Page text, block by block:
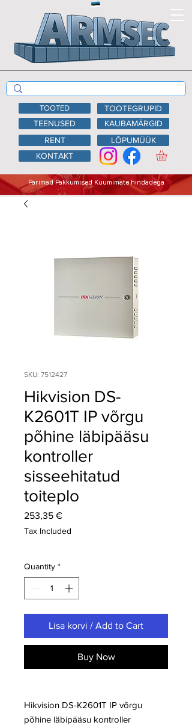
TEENUSED
KAUBAMÄRGID
RENT
LÕPUMÜÜK
KONTAKT
Parimad Pakkumised Kuumimate hindadega
TOOTED TOOTEGRUPID
SKU: 7512427
Hikvision DS-
K2601T IP võrgu
põhine läbipääsu
kontroller
sisseehitatud
toiteplo
253,35 €Price
Tax Included
Quantity *
Lisa korvi / Add to Cart
Buy Now
Hikvision DS-K2601T IP võrgu
põhine läbipääsu kontroller